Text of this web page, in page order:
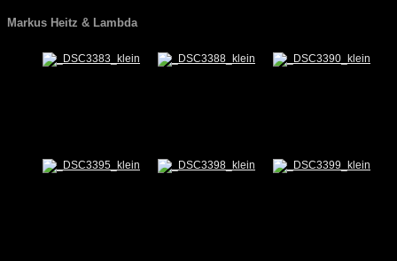
Markus Heitz & Lambda